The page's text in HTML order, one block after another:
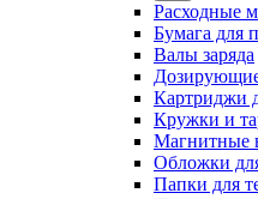
Расходные
Бумага для
Валы заряда
Картриджи
Кружки и
Магнитные
Обложки
Папки для